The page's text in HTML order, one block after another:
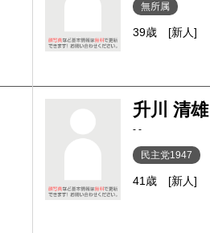
無所属
39歳 [新人]
升川 清雄
- -
民主党1947
41歳 [新人]